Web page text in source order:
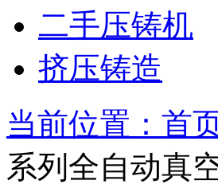
二手压铸机
挤压铸造
当前位置：首
系列全自动真